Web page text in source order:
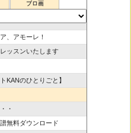
ブロ画
だ
、アモーレ！
ッスンいたします
KANのひとりごと】
・
無料ダウンロード